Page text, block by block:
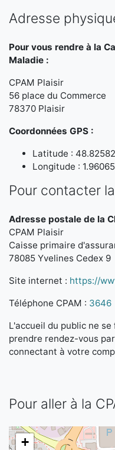
Adresse
Pour vous rendre à la
Maladie :
CPAM Plaisir
56 place du Commerce
78370 Plaisir
Coordonnées GPS :
Latitude :
Longitude : 1.96065
Pour contacter
Adresse postale de la
CPAM Plaisir
Caisse primaire
78085 Yvelines Cedex 9
Site internet : https://
Téléphone CPAM : 3646
L'accueil du public ne se
prendre rendez-vous
connectant à votre
Pour aller à la
+